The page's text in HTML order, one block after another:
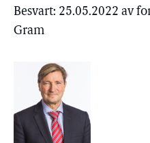
Besvart: 25.05.2022 av
Gram